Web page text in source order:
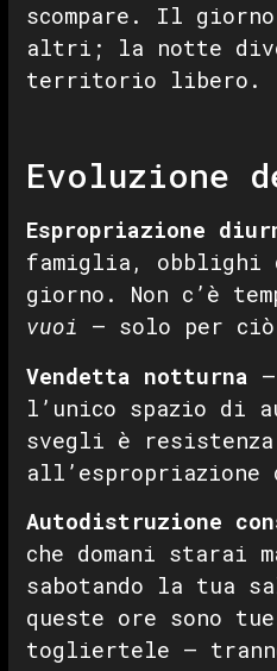
scompare. Il
altri; la notte
territorio libero.
Evoluzione
Espropriazione
famiglia, obblighi
giorno. Non c’è
vuoi — solo per ciò
Vendetta notturna
l’unico spazio di
svegli è resistenza
all’espropriazione
Autodistruzione
che domani starai
sabotando la tua
queste ore sono
togliertele —